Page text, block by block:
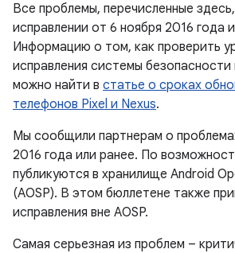
Все проблемы, перечисленные
исправлении от 6 ноября 2016 года
Информацию о том, как проверить
исправления системы безопасности
можно найти в статье о сроках
телефонов Pixel и Nexus.
Мы сообщили партнерам о
2016 года или ранее. По
публикуются в хранилище Android
(AOSP). В этом бюллетене также
исправления вне AOSP.
Самая серьезная из проблем –